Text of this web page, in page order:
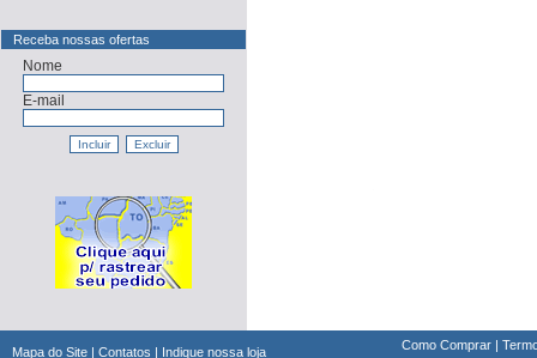
Receba nossas ofertas
Nome
E-mail
Mapa do Site | Contatos | Indique nossa loja Como Comprar |